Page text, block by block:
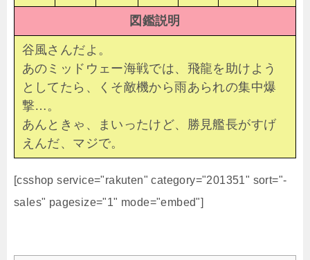
図鑑説明
谷風さんだよ。
あのミッドウェー海戦では、飛龍を助けよう
としてたら、くそ敵機から雨あられの集中爆
撃…。
あんときゃ、まいったけど、勝見艦長がすげ
えんだ、マジで。
[csshop service="rakuten" category="201351" sort="-
sales" pagesize="1" mode="embed"]